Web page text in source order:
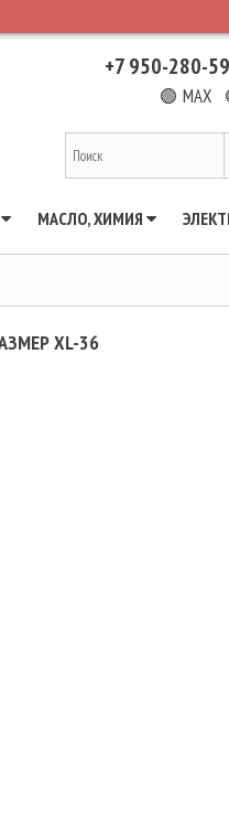
+7 950-280-
🟢 MAX
МАСЛО, ХИМИЯ
XL-36